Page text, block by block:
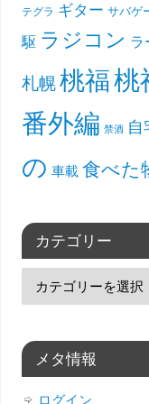
テグラ ギター サバゲ
駆 ラジコン ラ
札幌桃福桃
番外編 禁酒 自
の 車載 食べた
カテゴリー
メタ情報
ログイン